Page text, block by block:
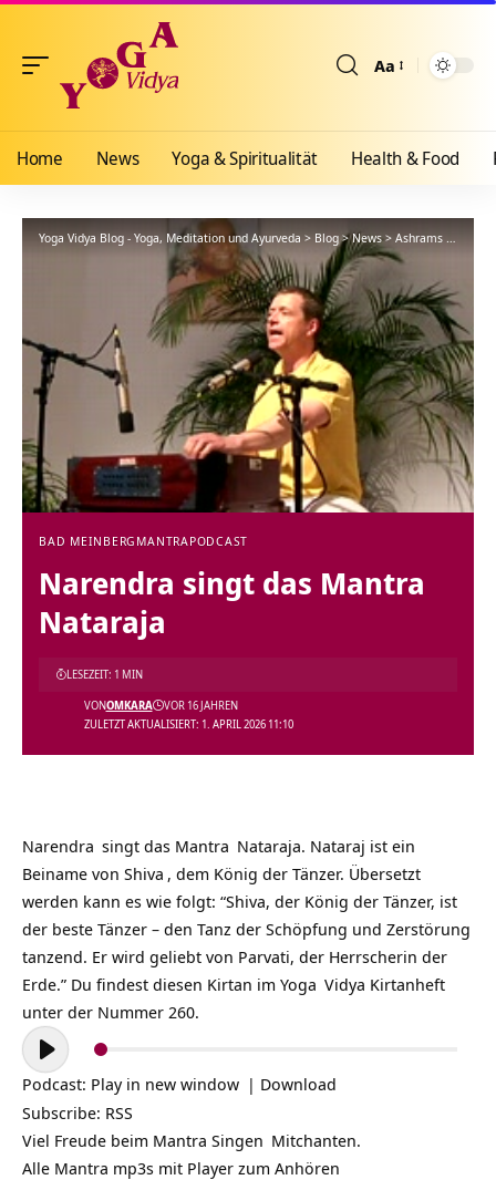
Aa
Home News Yoga & Spiritualität Health & Food
Yoga Vidya Blog - Yoga, Meditation und Ayurveda > Blog>News> Ashrams
BAD MEINBERG MANTRAPODCAST
Narendra singt das Mantra
Nataraja
ZULETZT AKTUALISIERT: 1. APRIL 2026 11:10
VONOMKARA VOR 16 JAHREN
LESEZEIT: 1 MIN
Narendra singt das Mantra Nataraja. Nataraj ist ein
Beiname von Shiva , dem König der Tänzer. Übersetzt
werden kann es wie folgt: “Shiva, der König der Tänzer, ist
der beste Tänzer – den Tanz der Schöpfung und Zerstörung
tanzend. Er wird geliebt von Parvati, der Herrscherin der
Erde.” Du findest diesen Kirtan im Yoga Vidya Kirtanheft
unter der Nummer 260.
Audio-
Player
Podcast: Play in new window | Download
Subscribe: RSS
Viel Freude beim Mantra Singen Mitchanten.
Alle Mantra mp3s mit Player zum Anhören